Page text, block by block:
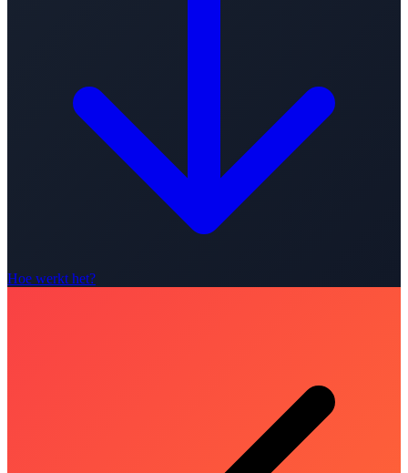
Hoe werkt het?